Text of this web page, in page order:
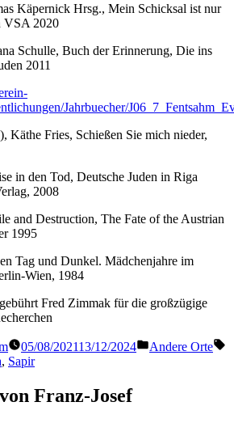
Käpernick Hrsg., Mein Schicksal ist nur
VSA 2020
Schulle, Buch der Erinnerung, Die ins
2011
Jahrbuecher/
Käthe Fries, Schießen Sie mich nieder,
in den Tod, Deutsche Juden in Riga
2008
and Destruction, The Fate of the Austrian
1995
Tag und Dunkel. Mädchenjahre im
Wien, 1984
Fred Zimmak für die großzügige
05/08/202113/12/2024
Veröffentlicht
Andere Orte
, Sapir
Franz-Josef